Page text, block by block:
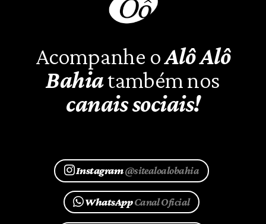
Acompanhe oAlô Alô
Bahiatambém nos
canais sociais!
Instagram@sitealoalobahia
WhatsAppCanal Oficial